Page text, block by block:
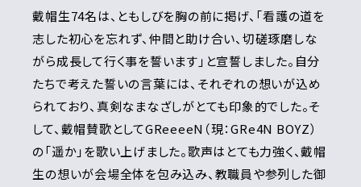
戴帽生74名は、ともしびを胸の前に掲げ、「看護の道を
志した初心を忘れず、仲間と助け合い、切磋琢磨しな
がら成長して行く事を誓います」と宣誓しました。自分
たちで考えた誓いの言葉には、それぞれの想いが込め
られており、真剣なまなざしがとても印象的でした。そ
して、戴帽賛歌としてGReeeeN（現：GRe4N BOYZ）
の「遥か」を歌い上げました。歌声はとても力強く、戴帽
生の想いが会場全体を包み込み、教職員や参列した御